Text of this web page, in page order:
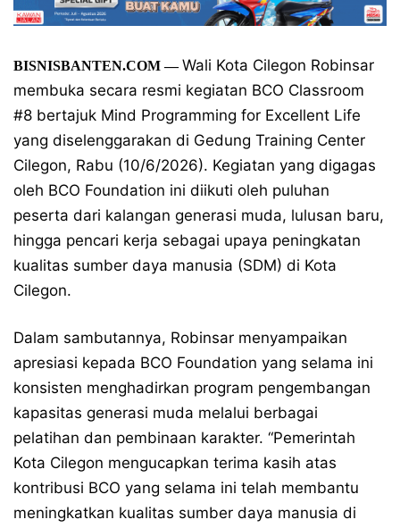
BISNISBANTEN.COM—Wali Kota Cilegon Robinsar
membuka secara resmi kegiatan BCO Classroom
#8 bertajuk Mind Programming for Excellent Life
yang diselenggarakan di Gedung Training Center
Cilegon, Rabu (10/6/2026). Kegiatan yang digagas
oleh BCO Foundation ini diikuti oleh puluhan
peserta dari kalangan generasi muda, lulusan baru,
hingga pencari kerja sebagai upaya peningkatan
kualitas sumber daya manusia (SDM) di Kota
Cilegon.
Dalam sambutannya, Robinsar menyampaikan
apresiasi kepada BCO Foundation yang selama ini
konsisten menghadirkan program pengembangan
kapasitas generasi muda melalui berbagai
pelatihan dan pembinaan karakter. “Pemerintah
Kota Cilegon mengucapkan terima kasih atas
kontribusi BCO yang selama ini telah membantu
meningkatkan kualitas sumber daya manusia di